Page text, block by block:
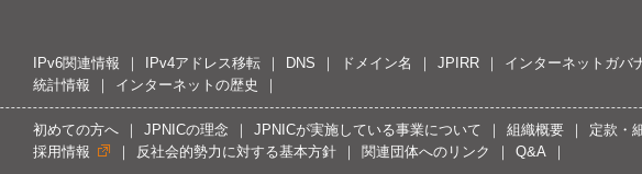
IPv6関連情報 IPv4アドレス移転 DNS ドメイン名 JPIRR
インターネットガバ
統計情報
インターネットの歴史
初めての方へ JPNICの理念 JPNICが実施している事業について 組織概要
定款・
採用情報
反社会的勢力に対する基本方針 関連団体へのリンク Q&A